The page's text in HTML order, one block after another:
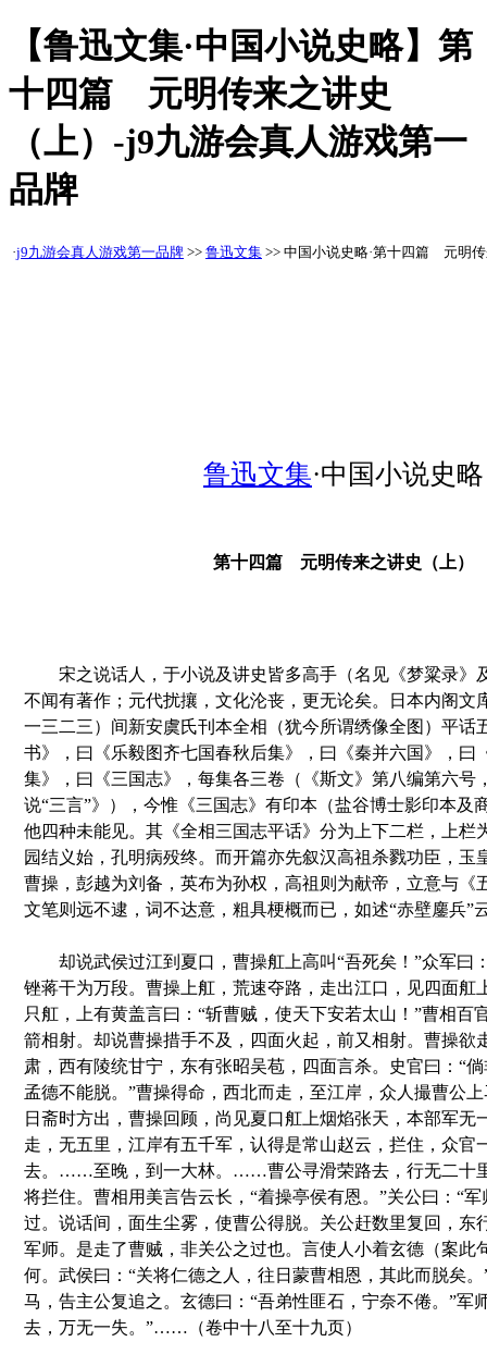
【鲁迅文集·中国小说史略】第
十四篇 元明传来之讲史
（上）-j9九游会真人游戏第一
品牌
·j9九游会真人游戏第一品牌 >> 鲁迅文集 >> 中国小说史略·第十四篇 元明
鲁迅文集·中国小说史略
第十四篇 元明传来之讲史（上）
宋之说话人，于小说及讲史皆多高手（名见《梦粱录》
不闻有著作；元代扰攘，文化沦丧，更无论矣。日本内阁文
一三二三）间新安虞氏刊本全相（犹今所谓绣像全图）平话
书》，曰《乐毅图齐七国春秋后集》，曰《秦并六国》，曰
集》，曰《三国志》，每集各三卷（《斯文》第八编第六号
说“三言”》），今惟《三国志》有印本（盐谷博士影印本及
他四种未能见。其《全相三国志平话》分为上下二栏，上栏
园结义始，孔明病殁终。而开篇亦先叙汉高祖杀戮功臣，玉
曹操，彭越为刘备，英布为孙权，高祖则为献帝，立意与《
文笔则远不逮，词不达意，粗具梗概而已，如述“赤壁鏖兵”
却说武侯过江到夏口，曹操舡上高叫“吾死矣！”众军曰
锉蒋干为万段。曹操上舡，荒速夺路，走出江口，见四面舡
只舡，上有黄盖言曰：“斩曹贼，使天下安若太山！”曹相百
箭相射。却说曹操措手不及，四面火起，前又相射。曹操欲
肃，西有陵统甘宁，东有张昭吴苞，四面言杀。史官曰：“
孟德不能脱。”曹操得命，西北而走，至江岸，众人撮曹公
日斋时方出，曹操回顾，尚见夏口舡上烟焰张天，本部军无
走，无五里，江岸有五千军，认得是常山赵云，拦住，众官
去。……至晚，到一大林。……曹公寻滑荣路去，行无二十
将拦住。曹相用美言告云长，“着操亭侯有恩。”关公曰：“
过。说话间，面生尘雾，使曹公得脱。关公赶数里复回，东
军师。是走了曹贼，非关公之过也。言使人小着玄德（案此
何。武侯曰：“关将仁德之人，往日蒙曹相恩，其此而脱矣
马，告主公复追之。玄德曰：“吾弟性匪石，宁奈不倦。”军
去，万无一失。”……（卷中十八至十九页）